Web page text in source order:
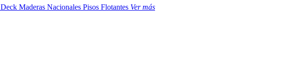
Deck Maderas Nacionales Pisos Flotantes Ver más